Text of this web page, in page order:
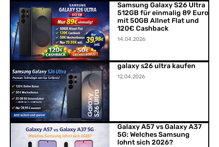
Samsung Galaxy S26 Ultra
512GB für einmalig 89 Euro
mit 50GB Allnet Flat und
120€ Cashback
14.04.2026
galaxy s26 ultra kaufen
12.04.2026
Galaxy A57 vs Galaxy A37
5G: Welches Samsung
lohnt sich 2026?